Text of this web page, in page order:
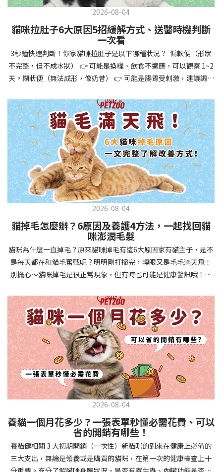
創造更和諧的相處模式。培養社交技能與適應能力及早接觸各種環
境和刺激，能幫助幼犬成長為自信穩定的成犬。適當的社會化訓練
讓牠們學會如何與其他狗狗、動物和人類和平相處，減少恐懼或攻
擊行為。這種適應能力使幼犬未來能從容面對獸醫檢查、美容
salon、寄宿或旅行等各種情境，大大提升生活品質。 訓練幼犬不只
是教會指令，更是塑造性格和習慣的過程！ 透過耐心且一致的訓
練，你不僅能擁有一隻聽話的好狗狗，更能建立起相互尊重的終身
相處中獲得回報狗狗訓練指南，六步驟培養幼犬開始幼犬訓練時，
系統性的方法能帶來最佳效果。從信任建立到習慣養成，每個階段
都至關重要，缺一不可。良好的訓練應循序漸進，把握幼犬成長敏
感期，以積極正向的方式引導。遵循這六個步驟，即使是第一次養
狗的新手，也能輕鬆將調皮的小狗訓練成聽話的好夥伴！建立信任
基礎 幼犬訓練的第一步不是教指令，而是建立信任。剛到新家的幼
犬可能感到緊張不安，給予適當空間適應環境很重要。用溫柔的聲
音交談，提供安全舒適的窩，維持規律的餵食和如廁時間，讓幼犬
感到安心。輕輕撫摸、溫柔擁抱，每天安排固定玩耍時間，這些都
任你後，可開始教導基本指令。從簡單的「坐下」開始，再逐步學
習「趴下」、「等待」和「過來」。每次訓練保持在5-10分鐘內，
避免幼犬注意力分散。使用清晰一致的口令和手勢，成功時立即給
予獎勵和讚美。記住，重複是學習的關鍵，每天多次短時間練習效
果最佳。調整日常行為除了基本指令，幼犬還需學習生活禮儀。如
時立即獎勵。另外要處理的常見問題包括咬人、啃咬家具和亂叫。
每當出現不當行為，給予適當替代品（如咬玩具代替咬手），並在
幼犬選擇正確行為時獎勵，這比責罵更有效。社交化訓練 兩個月大
的幼犬正處於社會化黃金期，這階段的經驗將深刻影響未來性格。
安排幼犬接觸不同人類（包括兒童、戴眼鏡的人、使用拐杖的人
等）、各種動物、交通工具和環境聲音。起初保持在安全、受控的
情境中，逐漸增加複雜度。每次正面社交體驗後給予獎勵，建立幼
犬對新事物的積極態度。進階技巧強化 基礎訓練穩固後，可以進入
更複雜的技巧訓練。這包括遠距離控制、不同干擾下的指令遵從、
多步驟動作等。使用延遲獎勵技巧，讓幼犬學會即使沒有立即獎勵
也能保持良好行為。引入不同環境中的訓練，如公園、寵物店等，
幫助幼犬在各種情境下都能聽從指令。維持良好習慣 成功的訓練不
是一次性的，而是需要持續維護。即使幼犬已經掌握所有技能，也
要定期複習，防止行為退化。將訓練融入日常生活，如出門前的
2026-08-04
貓咪拉肚子6大原因5招緩解方式、送醫時機判斷
一次看
3秒鐘快速判斷！你家貓咪拉肚子是以下哪種狀況？ 偏軟便（形狀
不完整，但不成水狀） 👉 可能是換糧、飲食不適應，可以觀察 1~2
天。糊狀便（無法成形，像奶昔） 👉 可能是腸胃受刺激，建議調整
若超過 24 小時沒改善，建議就醫。血便（帶血絲或黑色糞便） 👉
可能是嚴重腸胃問題，應立即帶去獸醫院！想知道貓咪拉肚子的真
正原因，只要透過 5 個簡單步驟，就能判斷問題嚴重性，決定是否
需要就醫！接下來我們一起來看看該怎麼做吧！🐾 貓咪拉肚子怎麼
辦？5步驟判斷貓咪拉肚子是否需要馬上看醫生貓咪拉肚子的因素與
許多原因有關，更換食物、誤食異物或不乾淨的東西、寄生蟲、其
他疾病。 5 步驟判斷貓咪拉肚子原因，要不要看醫生？當貓咪拉肚
子時，不用慌張！透過以下 5 個步驟，就能快速判斷原因，並決定
是否需要帶去獸醫院。📌 貓咪拉肚子判斷步驟1：觀察糞便的狀態：
糞便質地是關鍵！不同形態代表不同的腸胃狀況📌 貓咪拉肚子判斷
步驟2：回想最近的飲食變化：有沒有突然換飼料或罐頭？ 有沒有吃
到新零食或人類食物？ 是否誤食異物？📌 貓咪拉肚子判斷步驟3：
確認環境與生活作息：最近是否搬家、換貓砂、新成員加入？ 天氣
是否有變化？ 飼主是否長時間外出？📌 貓咪拉肚子判斷步驟4：觀
察貓咪的精神與食慾：貓咪精神好嗎？、食慾是否正常？，可先觀
下降，表示身體狀況不佳，應儘快就醫！📌 貓咪拉肚子判斷步驟5：
檢查是否需要帶去看獸醫 如果拉肚子 1~2 次但精神好、食慾正常，
可以先觀察，如果腹瀉超過 48 小時或水狀腹瀉 + 嗜睡、食慾下降、
嘔吐 應立即就醫。 透過這 5 個步驟，你可以快速判斷貓咪拉肚子的
原因與嚴重程度，確保毛孩的腸胃健康！如果不確定情況，還是建
議讓獸醫檢查，才能安心哦！🐾💖4種高風險群貓咪拉肚子要小心高
風險貓咪包含：幼貓、老貓、懷孕貓、有慢性疾病貓，這些貓咪在
身體狀況出現警訊時要特別注意，如拉肚子次數超過2次以上，就建
議直接尋求獸醫協助。2要訣判斷貓咪拉肚子要不要看醫生 高風險貓
的貓咪，如拉肚子超過2-3天，建議直接尋求獸醫師協助。並記得提
供觀察紀錄給予獸醫師進行專業判斷。貓咪拉肚子但精神很好？如
果飼主有發現貓咪拉肚子的情形，但貓咪的精神很好。有可能與飲
食方便相關，回想是否進食新的食物，或是正進行飼料更換的過
2026-08-04
貓掉毛怎麼辦？6原因及養護4方法，一起找回貓
咪澎潤毛髮
貓咪為什麼一直掉毛？原來貓咪掉毛有這6大原因家有貓主子，是不
是每天都在和貓毛奮戰呢？明明剛打掃完，轉眼又是毛毛滿天飛！
別擔心～貓咪掉毛是很正常現象，但有時也可能是健康警訊哦！以
兩全其美！貓咪掉毛原因1. 皮膚問題貓咪皮膚問題是造成掉毛的常
見兇手！皮膚發炎、感染或是長期搔癢，都會讓貓咪的毛髮失去健
康光澤並大量脫落。常見的皮膚問題包括皮膚黴菌、細菌感染、疥
癬蟲等寄生蟲，甚至是皮膚過度乾燥。如果發現貓咪皮膚有紅腫、
結痂、脫屑或異常氣味，同時伴隨掉毛，建議盡快帶牠看獸醫哦！
貓咪掉毛原因2. 過敏誰說只有人類會過敏？貓咪也會！貓咪可能對
環境中的塵蟎、花粉、清潔劑，甚至是食物中的某些成分產生過敏
反應。過敏症狀不只是打噴嚏、流眼淚，還會引起皮膚搔癢和掉毛
問題。特別是食物過敏，更是常被忽略的掉毛元兇！如果貓咪經常
抓癢或舔舐特定部位，同時伴隨掉毛，很可能是過敏在作怪呢！貓
咪掉毛原因3. 營養不足貓咪的毛髮健康與營養息息相關！當貓咪飲
食中缺乏必要的蛋白質、脂肪酸（尤其是Omega-3和Omega-
6）、維生素或礦物質時，毛髮就會變得乾燥、脆弱，容易斷裂脫
落。長期餵食低品質或不均衡的貓糧，可能使貓咪營養不良，進而
2026-08-04
養貓一個月花多少？一張表單秒懂必需花費、可以
省的開銷有哪些！
養貓健相關 3 大初期開銷（一次性）新貓咪的到來在健康上必備的
三大支出，無論是領養或是購買的貓咪，在第一次的健康檢查上十